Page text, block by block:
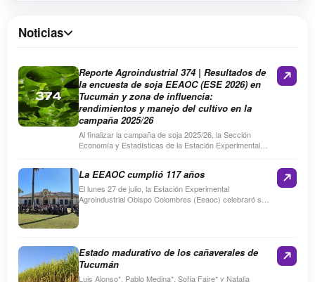
Noticias
Reporte Agroindustrial 374 | Resultados de
la encuesta de soja EEAOC (ESE 2026) en
Tucumán y zona de influencia:
rendimientos y manejo del cultivo en la
campaña 2025/26
Al finalizar la campaña de soja 2025/26, la Sección
Economía y Estadísticas de la Estación Experimental
La EEAOC cumplió 117 años
El lunes 27 de julio, la Estación Experimental
Agroindustrial Obispo Colombres (Eeaoc) celebraró su
Estado madurativo de los cañaverales de
Tucumán
Luis Alonso*, Pablo Medina*, Sofía Fajre* y Natalia